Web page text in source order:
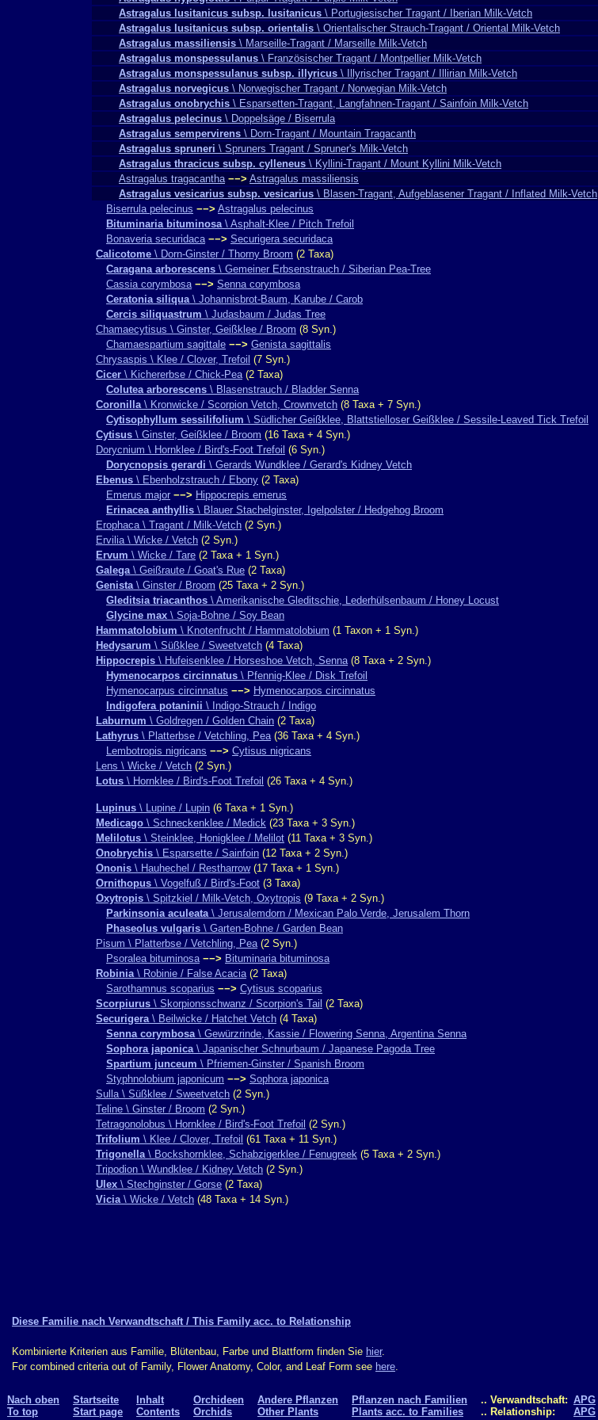
Astragalus lusitanicus subsp. lusitanicus \ Portugiesischer Tragant / Iberian Milk-Vetch
Astragalus lusitanicus subsp. orientalis \ Orientalischer Strauch-Tragant / Oriental Milk-Vetch
Astragalus massiliensis \ Marseille-Tragant / Marseille Milk-Vetch
Astragalus monspessulanus \ Französischer Tragant / Montpellier Milk-Vetch
Astragalus monspessulanus subsp. illyricus \ Illyrischer Tragant / Illirian Milk-Vetch
Astragalus norvegicus \ Norwegischer Tragant / Norwegian Milk-Vetch
Astragalus onobrychis \ Esparsetten-Tragant, Langfahnen-Tragant / Sainfoin Milk-Vetch
Astragalus pelecinus \ Doppelsäge / Biserrula
Astragalus sempervirens \ Dorn-Tragant / Mountain Tragacanth
Astragalus spruneri \ Spruners Tragant / Spruner's Milk-Vetch
Astragalus thracicus subsp. cylleneus \ Kyllini-Tragant / Mount Kyllini Milk-Vetch
Astragalus tragacantha −−> Astragalus massiliensis
Astragalus vesicarius subsp. vesicarius \ Blasen-Tragant, Aufgeblasener Tragant / Inflated Milk-Vetch
Biserrula pelecinus −−> Astragalus pelecinus
Bituminaria bituminosa\ Asphalt-Klee / Pitch Trefoil
Bonaveria securidaca −−> Securigera securidaca
Calicotome \ Dorn-Ginster / Thorny Broom (2 Taxa)
Caragana arborescens \ Gemeiner Erbsenstrauch / Siberian Pea-Tree
Cassia corymbosa −−> Senna corymbosa
Ceratonia siliqua\ Johannisbrot-Baum, Karube / Carob
Cercis siliquastrum \ Judasbaum / Judas Tree
Chamaecytisus \ Ginster, Geißklee / Broom (8 Syn.)
Chamaespartium sagittale −−> Genista sagittalis
Chrysaspis \ Klee / Clover, Trefoil (7 Syn.)
Cicer \ Kichererbse / Chick-Pea(2 Taxa)
Colutea arborescens \ Blasenstrauch / Bladder Senna
Coronilla\ Kronwicke / Scorpion Vetch, Crownvetch (8 Taxa + 7 Syn.)
Cytisophyllum sessilifolium \ Südlicher Geißklee, Blattstielloser Geißklee / Sessile-Leaved Tick Trefoil
Cytisus \ Ginster, Geißklee / Broom (16 Taxa + 4 Syn.)
Dorycnium \ Hornklee / Bird's-Foot Trefoil (6 Syn.)
Dorycnopsis gerardi \ Gerards Wundklee / Gerard's Kidney Vetch
Ebenus \ Ebenholzstrauch / Ebony (2 Taxa)
Emerus major −−> Hippocrepis emerus
Erinacea anthyllis \ Blauer Stachelginster, Igelpolster / Hedgehog Broom
Erophaca \ Tragant / Milk-Vetch (2 Syn.)
Ervilia \ Wicke / Vetch (2 Syn.)
Ervum \ Wicke / Tare (2 Taxa + 1 Syn.)
Galega\ Geißraute / Goat's Rue (2 Taxa)
Genista\ Ginster / Broom (25 Taxa + 2 Syn.)
Gleditsia triacanthos \ Amerikanische Gleditschie, Lederhülsenbaum / Honey Locust
Glycine max \ Soja-Bohne / Soy Bean
Hammatolobium \ Knotenfrucht / Hammatolobium (1 Taxon + 1 Syn.)
Hedysarum \ Süßklee / Sweetvetch (4 Taxa)
Hippocrepis \ Hufeisenklee / Horseshoe Vetch, Senna(8 Taxa + 2 Syn.)
Hymenocarpos circinnatus \ Pfennig-Klee / Disk Trefoil
Hymenocarpus circinnatus −−> Hymenocarpos circinnatus
Indigofera potaninii \ Indigo-Strauch / Indigo
Laburnum \ Goldregen / Golden Chain (2 Taxa)
Lathyrus \ Platterbse / Vetchling, Pea(36 Taxa + 4 Syn.)
Lembotropis nigricans −−> Cytisus nigricans
Lens \ Wicke / Vetch (2 Syn.)
Lotus \ Hornklee / Bird's-Foot Trefoil (26 Taxa + 4 Syn.)
Lupinus \ Lupine / Lupin (6 Taxa + 1 Syn.)
Medicago \ Schneckenklee / Medick (23 Taxa + 3 Syn.)
Melilotus \ Steinklee, Honigklee / Melilot (11 Taxa + 3 Syn.)
Onobrychis \ Esparsette / Sainfoin (12 Taxa + 2 Syn.)
Ononis \ Hauhechel / Restharrow(17 Taxa + 1 Syn.)
Ornithopus \ Vogelfuß / Bird's-Foot (3 Taxa)
Oxytropis \ Spitzkiel / Milk-Vetch, Oxytropis (9 Taxa + 2 Syn.)
Parkinsonia aculeata\ Jerusalemdorn / Mexican Palo Verde, Jerusalem Thorn
Phaseolus vulgaris \ Garten-Bohne / Garden Bean
Pisum \ Platterbse / Vetchling, Pea(2 Syn.)
Psoralea bituminosa −−> Bituminaria bituminosa
Robinia\ Robinie / False Acacia(2 Taxa)
Sarothamnus scoparius −−> Cytisus scoparius
Scorpiurus \ Skorpionsschwanz / Scorpion's Tail (2 Taxa)
Securigera\ Beilwicke / Hatchet Vetch (4 Taxa)
Senna corymbosa\ Gewürzrinde, Kassie / Flowering Senna, Argentina Senna
Sophora japonica\ Japanischer Schnurbaum / Japanese Pagoda Tree
Spartium junceum \ Pfriemen-Ginster / Spanish Broom
Styphnolobium japonicum −−> Sophora japonica
Sulla \ Süßklee / Sweetvetch (2 Syn.)
Teline \ Ginster / Broom (2 Syn.)
Tetragonolobus \ Hornklee / Bird's-Foot Trefoil (2 Syn.)
Trifolium \ Klee / Clover, Trefoil (61 Taxa + 11 Syn.)
Trigonella\ Bockshornklee, Schabzigerklee / Fenugreek (5 Taxa + 2 Syn.)
Tripodion \ Wundklee / Kidney Vetch (2 Syn.)
Ulex \ Stechginster / Gorse (2 Taxa)
Vicia\ Wicke / Vetch (48 Taxa + 14 Syn.)
Diese Familie nach Verwandtschaft / This Family acc. to Relationship
Kombinierte Kriterien aus Familie, Blütenbau, Farbe und Blattform finden Sie hier.
For combined criteria out of Family, Flower Anatomy, Color, and Leaf Form see here.
Nach oben
To top
Startseite
Start page
Inhalt
Contents
Orchideen
Orchids
Andere Pflanzen
Other Plants
Pflanzen nach Familien
Plants acc. to Families
.. Verwandtschaft:
.. Relationship:
APG
APG